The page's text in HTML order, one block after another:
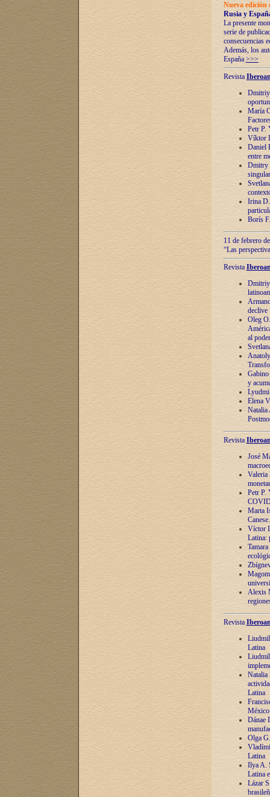
Nueva
Rusia y
La presente
serie de
consecuencias
Además, los
España >>>
Revista
Dmitriy
María
Petr P.
Víktor
Daniel
entre
Dmitry
Irina
Borís
11 de febrero
“Las
Revista
Dmitriy
declive
Oleg
al poder
y
Elena
Natalia
Revista
José
Valeria
Petr P.
Marta
Víctor
Latina:
Alexis
Revista
Latina
Natalia
Latina
México
Dánae
Olga
Latina
Ilya A.
Latina
Lázar